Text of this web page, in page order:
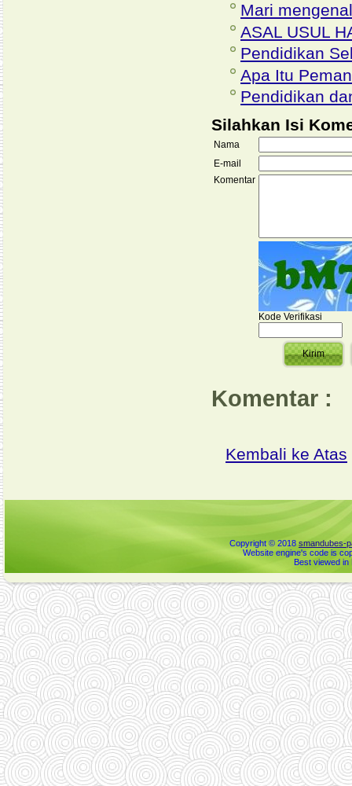
Mari
ASAL USUL
Pendidikan
Apa Itu
Pendidikan
Silahkan Isi
Nama
E-mail
Komentar
Kode Verifikasi
Komentar :
Kembali ke Atas
Copyright © 2018 smandubes-
Website engine's code is
Best viewed in